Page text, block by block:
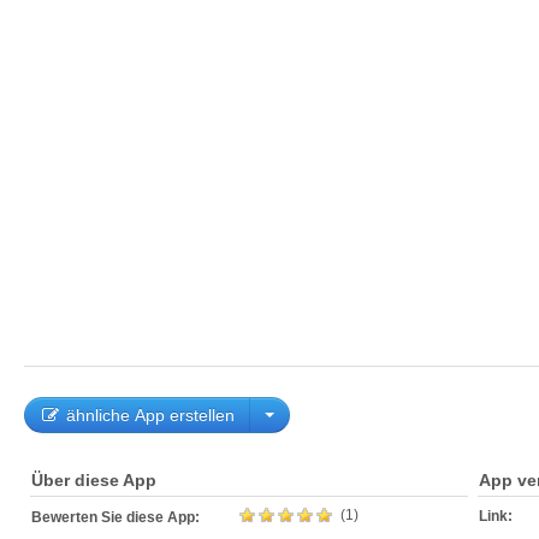
ähnliche App erstellen
Über diese App
Bewerten Sie diese App: (1)
App
Link: